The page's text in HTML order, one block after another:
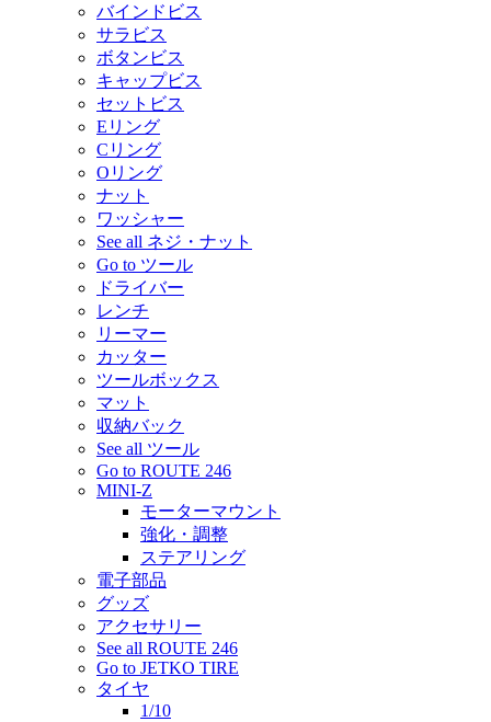
バインドビス
サラビス
ボタンビス
キャップビス
セットビス
Eリング
Cリング
Oリング
ナット
ワッシャー
See all ネジ・ナット
Go to ツール
ドライバー
レンチ
リーマー
カッター
ツールボックス
マット
収納バック
See all ツール
Go to ROUTE 246
MINI-Z
モーターマウント
強化・調整
ステアリング
電子部品
グッズ
アクセサリー
See all ROUTE 246
Go to JETKO TIRE
タイヤ
1/10